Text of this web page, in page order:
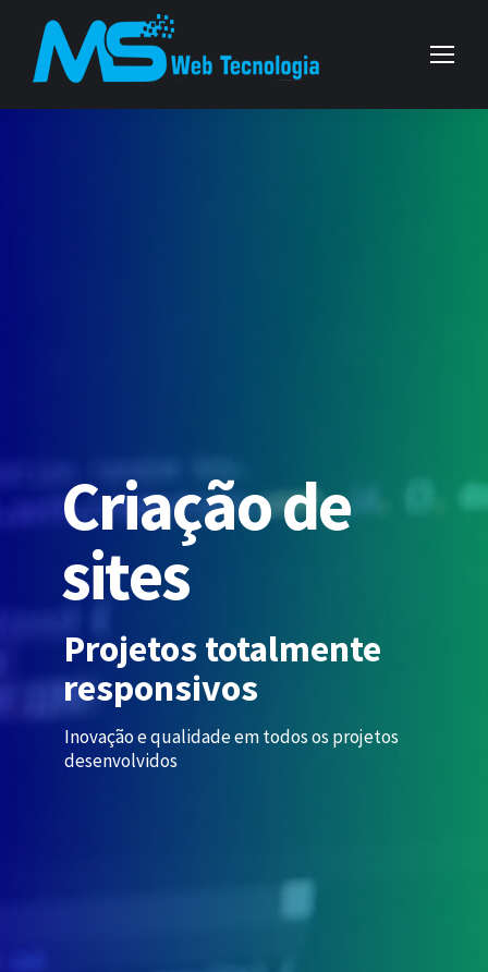
Criaçãode
sites
Projetos totalmente
responsivos
Inovação e qualidade em todos os projetos
desenvolvidos